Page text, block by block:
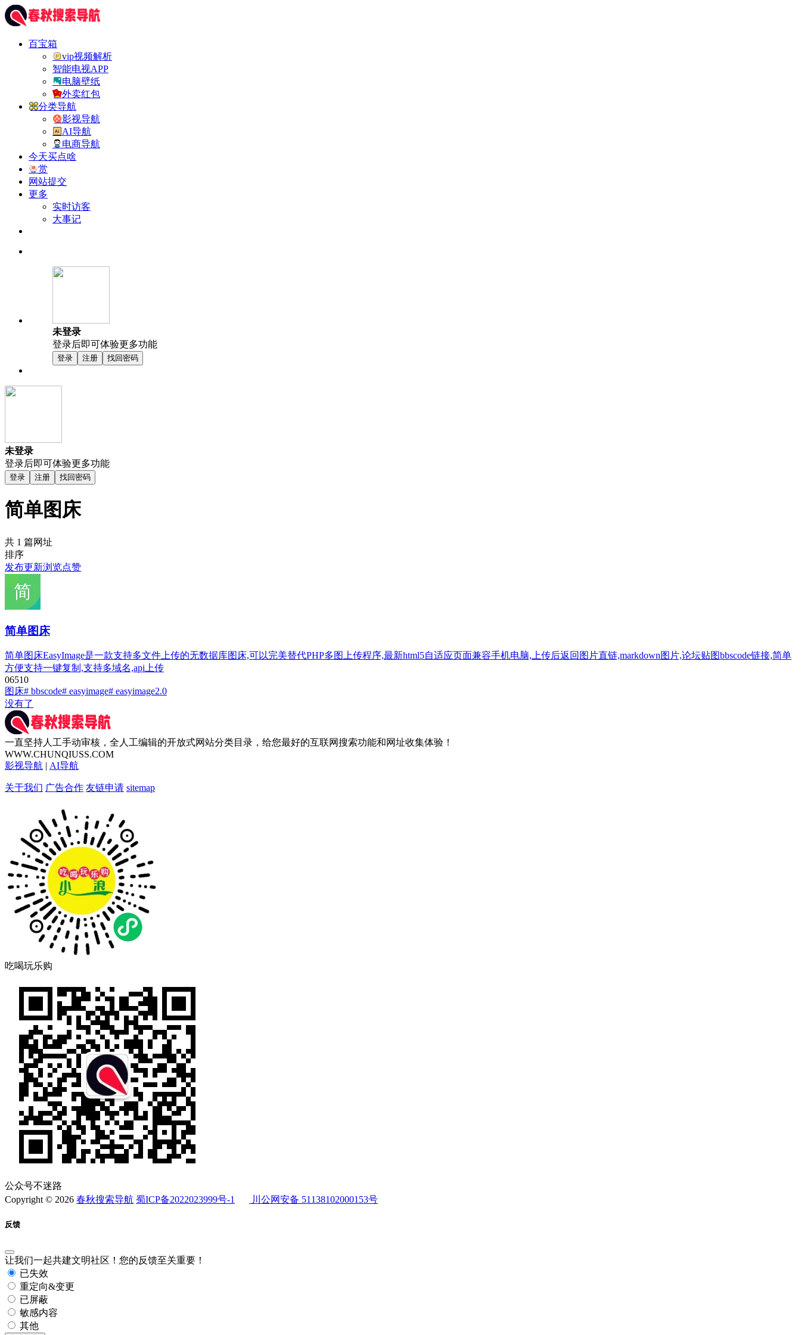
百宝箱
vip视频解析
智能电视APP
电脑壁纸
外卖红包
分类导航
影视导航
AI导航
电商导航
今天买点啥
赏
网站提交
更多
实时访客
大事记
未登录
登录后即可体验更多功能
登录 注册 找回密码
未登录
登录后即可体验更多功能
登录 注册 找回密码
简单图床
共 1 篇网址
排序
发布更新浏览点赞
简单图床
简单图床EasyImage是一款支持多文件上传的无数据库图床,可以完美替代PHP多图上传程序,最新html5自适应页面兼容手机电脑,上传后返回图片直链,markdown图片,论坛贴图bbscode链接,简单
方便支持一键复制,支持多域名,api上传
06510
图床# bbscode# easyimage# easyimage2.0
没有了
一直坚持人工手动审核，全人工编辑的开放式网站分类目录，给您最好的互联网搜索功能和网址收集体验！
WWW.CHUNQIUSS.COM
影视导航 | AI导航
关于我们 广告合作 友链申请 sitemap
吃喝玩乐购
公众号不迷路
Copyright © 2026 春秋搜索导航 蜀ICP备2022023999号-1 川公网安备 51138102000153号
反馈
让我们一起共建文明社区！您的反馈至关重要！
已失效
重定向&变更
已屏蔽
敏感内容
其他